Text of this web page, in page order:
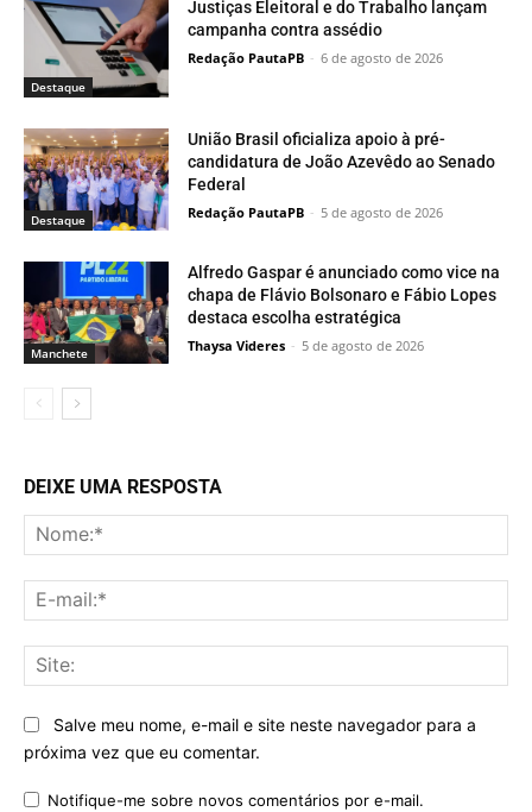
Destaque
Justiças Eleitoral e do Trabalho lançam
campanha contra assédio
Redação PautaPB - 6 de agosto de 2026
Destaque
União Brasil oficializa apoio à pré-
candidatura de João Azevêdo ao Senado
Federal
Redação PautaPB - 5 de agosto de 2026
Manchete
Alfredo Gaspar é anunciado como vice na
chapa de Flávio Bolsonaro e Fábio Lopes
destaca escolha estratégica
Thaysa Videres - 5 de agosto de 2026
DEIXE UMA RESPOSTA
Salve meu nome, e-mail e site neste navegador para a
próxima vez que eu comentar.
Notifique-me sobre novos comentários por e-mail.